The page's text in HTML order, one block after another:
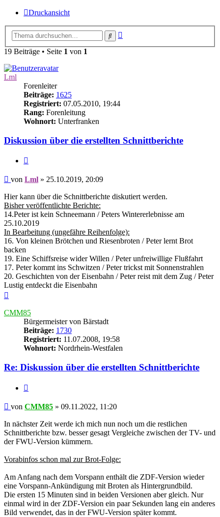
Druckansicht
Suche
19 Beiträge • Seite 1 von 1
Lml
Forenleiter
Beiträge: 1625
Registriert: 07.05.2010, 19:44
Rang: Forenleitung
Wohnort: Unterfranken
Diskussion über die erstellten Schnittberichte
Beitrag
von Lml » 25.10.2019, 20:09
Hier kann über die Schnittberichte diskutiert werden.
Bisher veröffentlichte Berichte:
14.Peter ist kein Schneemann / Peters Wintererlebnisse am
25.10.2019
In Bearbeitung (ungefähre Reihenfolge):
16. Von kleinen Brötchen und Riesenbroten / Peter lernt Brot
backen
19. Eine Schiffsreise wider Willen / Peter unfreiwillige Flußfahrt
17. Peter kommt ins Schwitzen / Peter trickst mit Sonnenstrahlen
20. Geschichten von der Eisenbahn / Peter reist mit dem Zug / Peter
Lustig entdeckt die Eisenbahn
CMM85
Bürgermeister von Bärstadt
Beiträge: 1730
Registriert: 11.07.2008, 19:58
Wohnort: Nordrhein-Westfalen
Re: Diskussion über die erstellten Schnittberichte
Beitrag
von CMM85 » 09.11.2022, 11:20
In nächster Zeit werde ich mich nun noch um die restlichen
Schnittberichte bzw. besser gesagt Vergleiche zwischen der TV- und
der FWU-Version kümmern.
Vorabinfos schon mal zur Brot-Folge:
Am Anfang nach dem Vorspann enthält die ZDF-Version wieder
eine Vorspann-Ankündigung mit Broten als Hintergrundbild.
Die ersten 15 Minuten sind in beiden Versionen aber gleich. Nur
einmal wird in der ZDF-Version ein paar Sekunden lang ein anderes
Bild verwendet, das in der FWU-Version später kommt.